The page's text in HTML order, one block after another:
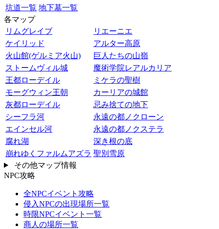
坑道一覧 地下墓一覧
各マップ
リムグレイブ
リエーニエ
ケイリッド
アルター高原
火山館(ゲルミア火山)
巨人たちの山嶺
ストームヴィル城
魔術学院レアルカリア
王都ローデイル
ミケラの聖樹
モーグウィン王朝
カーリアの城館
灰都ローデイル
忌み捨ての地下
シーフラ河
永遠の都ノクローン
エインセル河
永遠の都ノクステラ
腐れ湖
深き根の底
崩れゆくファルムアズラ 聖別雪原
その他マップ情報
NPC攻略
全NPCイベント攻略
侵入NPCの出現場所一覧
時限NPCイベント一覧
商人の場所一覧